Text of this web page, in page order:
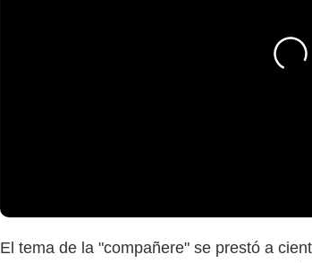
El tema de la "compañere" se prestó a